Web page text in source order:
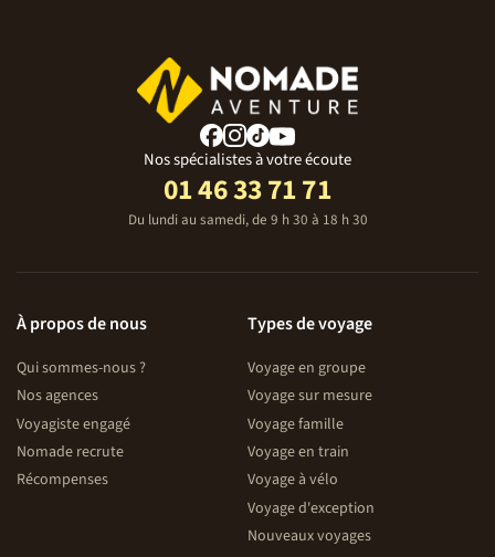
Pour accéder au département des Hautes-Alpes vous
pouvez consulter le 04 92 24 44 44
(équipements spéciaux obligatoires pour franchir
certains cols : pneus neige ou chaînes)
Le jour 7, à Prats-Hauts, après le petit-déjeuner.
bonne humeur, de sentiments d'entraide, de convivialité,
d'esprit de découverte, de bonne volonté, d'une
participation aux tâches communes ainsi que le respect
des traditions locales. Et n’oubliez pas des imprévus sont
toujours possibles, dans ces moments adoptez la
Nomade attitude : patience et tolérance.
Nos spécialistes à votre écoute
01 46 33 71 71
Du lundi au samedi, de 9 h 30 à 18 h 30
À propos de nous
Qui sommes-nous ?
Nos agences
Voyagiste engagé
Nomade recrute
Récompenses
Types de voyage
Voyage en groupe
Voyage sur mesure
Voyage famille
Voyage en train
Voyage à vélo
Voyage d'exception
Nouveaux voyages